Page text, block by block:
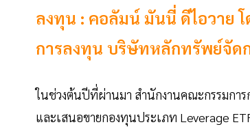
ลงทุน : คอลัมน์ มันนี่ ดีไอวาย
การลงทุน บริษัทหลักทรัพย์จัด
ในช่วงต้นปีที่ผ่านมา สำนักงานคณะกรรมกา
และเสนอขายกองทุนประเภท Leverage